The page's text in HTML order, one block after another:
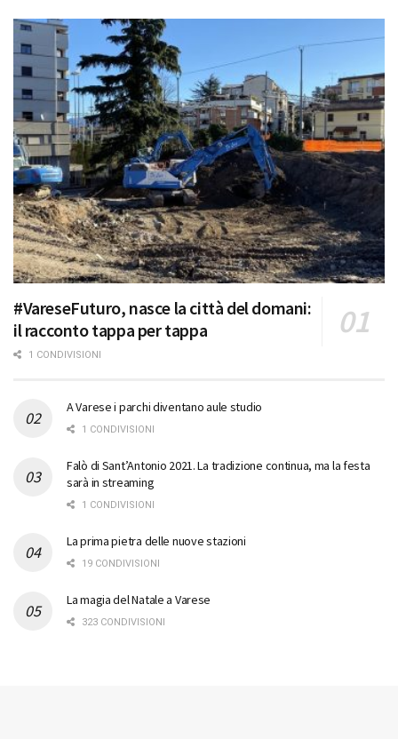
#VareseFuturo, nasce la città del domani:
il racconto tappa per tappa
1 CONDIVISIONI
A Varese i parchi diventano aule studio
1 CONDIVISIONI
Falò di Sant’Antonio 2021. La tradizione continua, ma la festa
sarà in streaming
1 CONDIVISIONI
La prima pietra delle nuove stazioni
19 CONDIVISIONI
La magia del Natale a Varese
323 CONDIVISIONI